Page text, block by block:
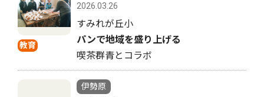
教育
2026.03.26
すみれが丘小
パンで地域を盛り上げる
喫茶群青とコラボ
伊勢原